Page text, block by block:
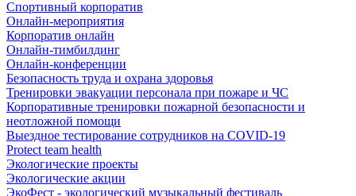
Спортивный корпоратив
Онлайн-мероприятия
Корпоратив онлайн
Онлайн-тимбилдинг
Онлайн-конференции
Безопасность труда и охрана здоровья
Тренировки эвакуации персонала при пожаре и ЧС
Корпоративные тренировки пожарной безопасности и
неотложной помощи
Выездное тестирование сотрудников на COVID-19
Protect team health
Экологические проекты
Экологические акции
ЭкоФест - экологический музыкальный фестиваль